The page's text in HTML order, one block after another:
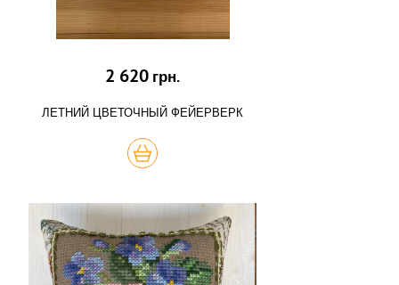
2 620 грн.
ЛЕТНИЙ ЦВЕТОЧНЫЙ ФЕЙЕРВЕРК
КУПИТЬ